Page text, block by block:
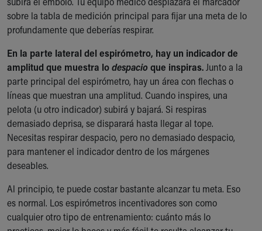
KidsHealth Topics
Family Library
Educational Resources
Injury Prevention
Medical Records
Symptom Checker
Skip to main content
sobre la tabla de medición principal para fijar una meta de lo
profundamente que deberías respirar.
En la parte lateral del espirómetro, hay un indicador de
amplitud que muestra lodespacio que inspiras. Junto a la
parte principal del espirómetro, hay un área con flechas o
líneas que muestran una amplitud. Cuando inspires, una
pelota (u otro indicador) subirá y bajará. Si respiras
demasiado deprisa, se disparará hasta llegar al tope.
Necesitas respirar despacio, pero no demasiado despacio,
para mantener el indicador dentro de los márgenes
deseables.
Al principio, te puede costar bastante alcanzar tu meta. Eso
es normal. Los espirómetros incentivadores son como
cualquier otro tipo de entrenamiento: cuánto más lo